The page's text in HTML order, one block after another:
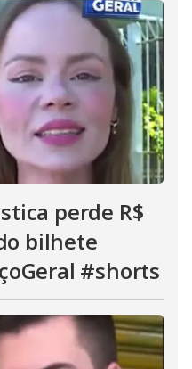
perde R$
bilhete
#shorts